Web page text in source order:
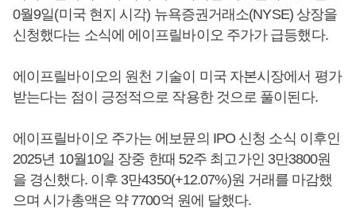
0월9일(미국 현지 시각) 뉴욕증권거래소(NYSE) 상장을
신청했다는 소식에 에이프릴바이오 주가가 급등했다.
에이프릴바이오의 원천 기술이 미국 자본시장에서 평가
받는다는 점이 긍정적으로 작용한 것으로 풀이된다.
에이프릴바이오 주가는 에보뮨의 IPO 신청 소식 이후인
2025년 10월10일 장중 한때 52주 최고가인 3만3800원
을 경신했다. 이후 3만4350(+12.07%)원 거래를 마감했
으며 시가총액은 약 7700억 원에 달했다.